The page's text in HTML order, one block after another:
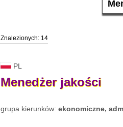
Znalezionych: 14
PL
Menedżer jakości
grupa kierunków: ekonomiczne,